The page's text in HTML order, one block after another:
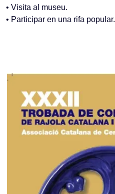
• Visita al museu.
• Participar en una rifa popular.